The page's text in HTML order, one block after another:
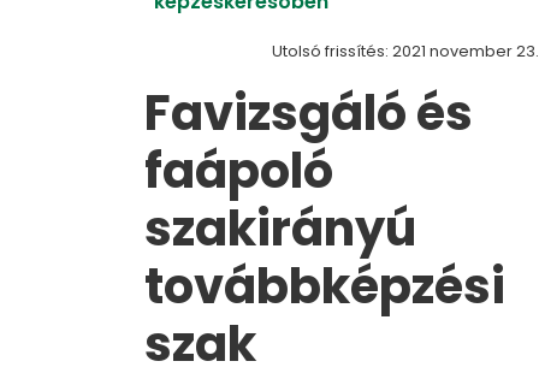
Utolsó frissítés: 2021 november 23.
Favizsgáló és
faápoló
szakirányú
továbbképzési
szak